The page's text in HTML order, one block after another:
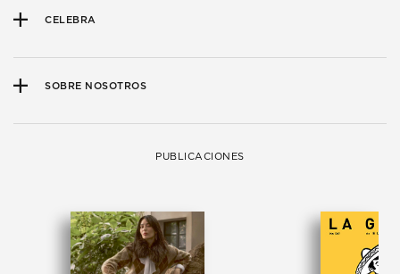
CELEBRA
SOBRE NOSOTROS
PUBLICACIONES